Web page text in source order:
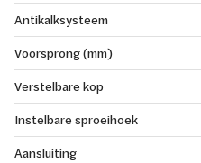
Antikalksysteem
Voorsprong (mm)
Verstelbare kop
Instelbare sproeihoek
Aansluiting